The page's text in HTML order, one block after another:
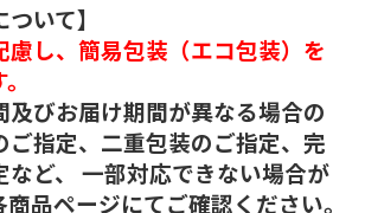
いて】
し、簡易包装（エコ包装）を
びお届け期間が異なる場合の
ご指定、二重包装のご指定、完
など、 一部対応できない場合が
品ページにてご確認ください。